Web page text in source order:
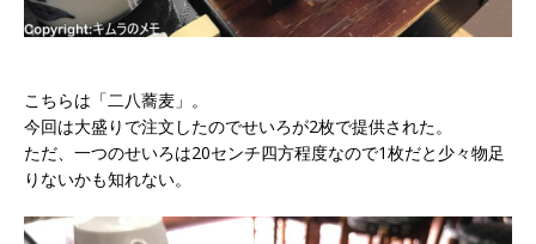
こちらは「二八蕎麦」。
今回は大盛りで注文したのでせいろが2枚で提供された。
ただ、一つのせいろは20センチ四方程度なので1枚だと少々物足
りないかも知れない。